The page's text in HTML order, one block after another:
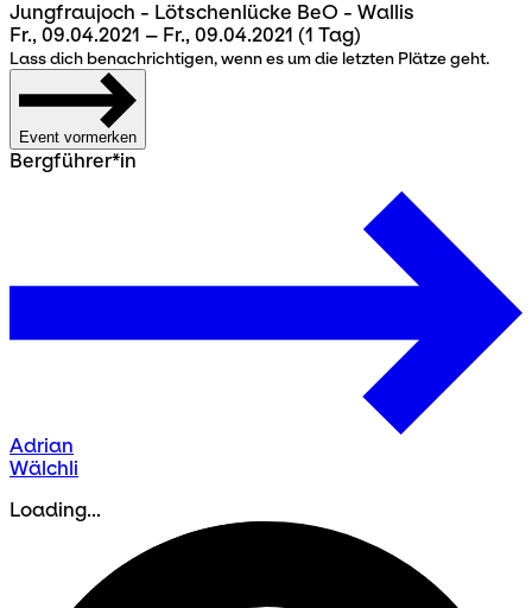
Jungfraujoch - Lötschenlücke BeO - Wallis
Fr., 09.04.2021 – Fr., 09.04.2021 (1 Tag)
Lass dich benachrichtigen, wenn es um die letzten Plätze geht.
Event vormerken
Bergführer*in
Adrian
Wälchli
Loading...